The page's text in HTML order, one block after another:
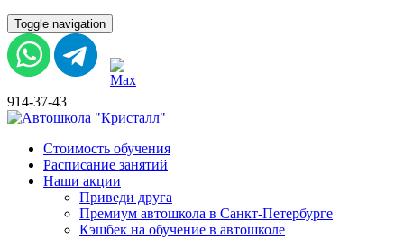
Toggle navigation
914-37-43
Стоимость обучения
Расписание занятий
Наши акции
Приведи друга
Премиум автошкола в Санкт-Петербурге
Кэшбек на обучение в автошколе